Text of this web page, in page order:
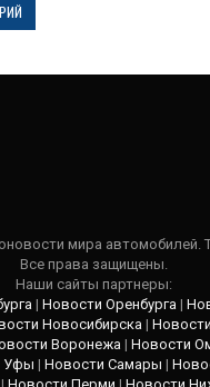
мира автомобилей.
Все права защищены.
Наши сайты партнеры:
| Новости Оренбурга |
Новосибирска |
Воронежа | Новости
Уфы | Новости Самары |